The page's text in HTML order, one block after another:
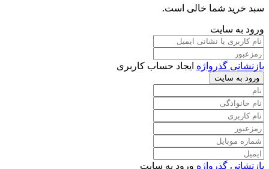
سبد خرید شما خالی است.
ورود به سایت
بازنشانی گذرواژه ایجاد حساب کاربری
ورود به سایت
بازنشانی گذرواژه ورود به سایت